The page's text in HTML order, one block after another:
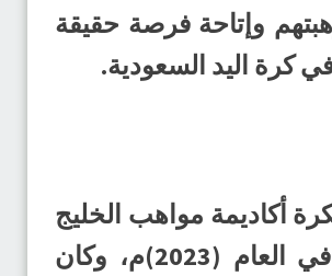
وإتاحة فرصة حقيقة
كرة اليد السعودية.
أكاديمة مواهب الخليج
قد بدأت في العام (2023)م، وكان